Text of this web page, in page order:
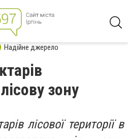
Надійне джерело
зону
лісової території в